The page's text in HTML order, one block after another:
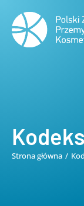
Jesteś tutaj:
Strona główna